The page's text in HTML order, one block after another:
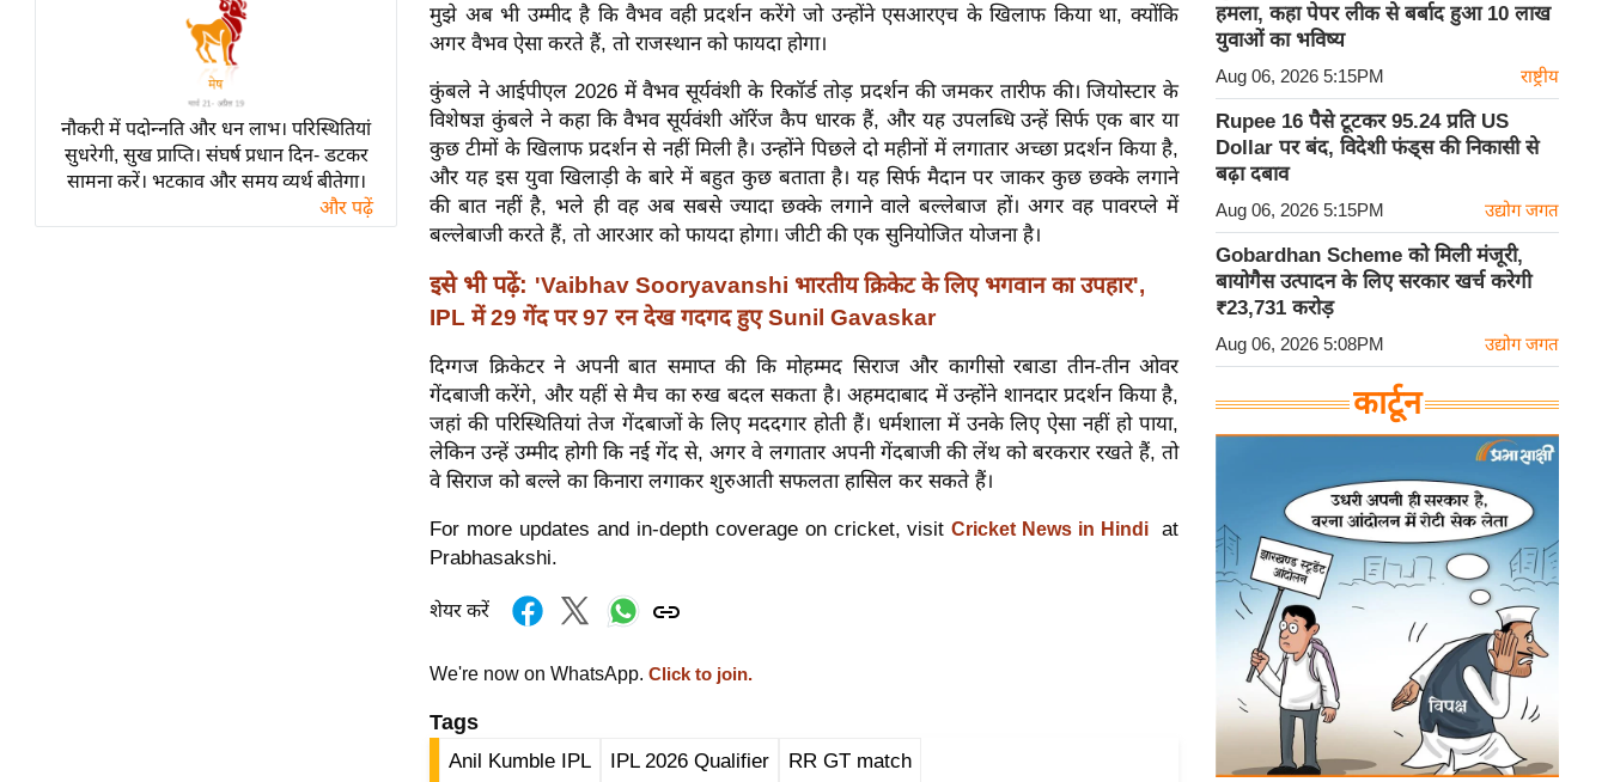
व्रत
त्योहार
राशिफल
विशेष
नौकरी में पदोन्नति और धन लाभ। परिस्थितियां
सुधरेगी, सुख प्राप्ति। संघर्ष प्रधान दिन- डटकर
सामना करें। भटकाव और समय व्यर्थ बीतेगा।
और पढ़ें
मुझे अब भी उम्मीद है कि वैभव वही प्रदर्शन करेंगे जो उन्होंने एसआरएच के खिलाफ किया था, क्योंकि
अगर वैभव ऐसा करते हैं, तो राजस्थान को फायदा होगा।
कुंबले ने आईपीएल 2026 में वैभव सूर्यवंशी के रिकॉर्ड तोड़ प्रदर्शन की जमकर तारीफ की। जियोस्टार के
विशेषज्ञ कुंबले ने कहा कि वैभव सूर्यवंशी ऑरेंज कैप धारक हैं, और यह उपलब्धि उन्हें सिर्फ एक बार या
कुछ टीमों के खिलाफ प्रदर्शन से नहीं मिली है। उन्होंने पिछले दो महीनों में लगातार अच्छा प्रदर्शन किया है,
और यह इस युवा खिलाड़ी के बारे में बहुत कुछ बताता है। यह सिर्फ मैदान पर जाकर कुछ छक्के लगाने
की बात नहीं है, भले ही वह अब सबसे ज्यादा छक्के लगाने वाले बल्लेबाज हों। अगर वह पावरप्ले में
बल्लेबाजी करते हैं, तो आरआर को फायदा होगा। जीटी की एक सुनियोजित योजना है।
इसे भी पढ़ें: 'Vaibhav Sooryavanshi भारतीय क्रिकेट के लिए भगवान का उपहार',
IPL में 29 गेंद पर 97 रन देख गदगद हुए Sunil Gavaskar
दिग्गज क्रिकेटर ने अपनी बात समाप्त की कि मोहम्मद सिराज और कागीसो रबाडा तीन-तीन ओवर
गेंदबाजी करेंगे, और यहीं से मैच का रुख बदल सकता है। अहमदाबाद में उन्होंने शानदार प्रदर्शन किया है,
जहां की परिस्थितियां तेज गेंदबाजों के लिए मददगार होती हैं। धर्मशाला में उनके लिए ऐसा नहीं हो पाया,
लेकिन उन्हें उम्मीद होगी कि नई गेंद से, अगर वे लगातार अपनी गेंदबाजी की लेंथ को बरकरार रखते हैं, तो
वे सिराज को बल्ले का किनारा लगाकर शुरुआती सफलता हासिल कर सकते हैं।
For more updates and in-depth coverage on cricket, visitCricket News in Hindi
at
Prabhasakshi.
शेयर करें
We're now on WhatsApp. Click to join.
Tags
Anil Kumble IPL IPL 2026 Qualifier RR GT match
हमला, कहा पेपर लीक से बर्बाद हुआ 10 लाख
युवाओं का भविष्य
Aug 06, 2026 5:15PM राष्ट्रीय
Rupee 16 पैसे टूटकर 95.24 प्रति US
Dollar पर बंद, विदेशी फंड्स की निकासी से
बढ़ा दबाव
Aug 06, 2026 5:15PM उद्योग जगत
Gobardhan Scheme को मिली मंजूरी,
बायोगैस उत्पादन के लिए सरकार खर्च करेगी
₹23,731 करोड़
Aug 06, 2026 5:08PM उद्योग जगत
कार्टून